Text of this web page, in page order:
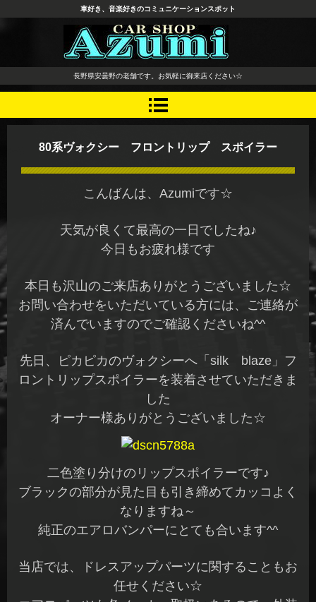
長野県 安曇野市 タイヤ ホ
イール デッドニング カーオ
ーディオ レカロシート
車好き、音楽好きのコミュニケーションスポット
長野県安曇野の老舗です。お気軽に御来店ください☆
80系ヴォクシー フロントリップ スポイラー
こんばんは、Azumiです☆
天気が良くて最高の一日でしたね♪
今日もお疲れ様です
本日も沢山のご来店ありがとうございました☆
お問い合わせをいただいている方には、ご連絡が
済んでいますのでご確認くださいね^^
先日、ピカピカのヴォクシーへ「silk blaze」フ
ロントリップスポイラーを装着させていただきま
した
オーナー様ありがとうございました☆
二色塗り分けのリップスポイラーです♪
ブラックの部分が見た目も引き締めてカッコよく
なりますね～
純正のエアロバンパーにとても合います^^
当店では、ドレスアップパーツに関することもお
任せください☆